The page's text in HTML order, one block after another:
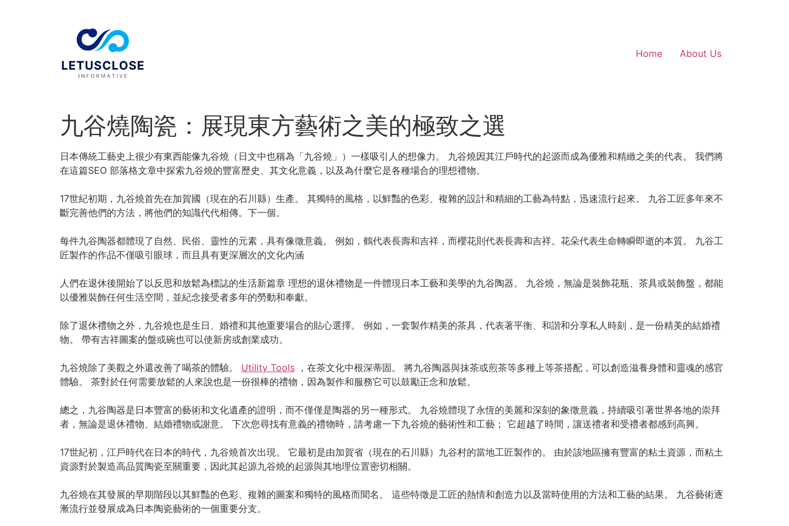
Home About Us
九谷燒陶瓷：展現東方藝術之美的極致之選
日本傳統工藝史上很少有東西能像九谷燒（日文中也稱為「九谷燒」）一樣吸引人的想像力。 九谷燒因其江戶時代的起源而成為優雅和精緻之美的代表。 我們將
在這篇SEO 部落格文章中探索九谷燒的豐富歷史、其文化意義，以及為什麼它是各種場合的理想禮物。
17世紀初期，九谷燒首先在加賀國（現在的石川縣）生產。 其獨特的風格，以鮮豔的色彩、複雜的設計和精細的工藝為特點，迅速流行起來。 九谷工匠多年來不
斷完善他們的方法，將他們的知識代代相傳。下一個。
每件九谷陶器都體現了自然、民俗、靈性的元素，具有像徵意義。 例如，鶴代表長壽和吉祥，而櫻花則代表長壽和吉祥。花朵代表生命轉瞬即逝的本質。 九谷工
匠製作的作品不僅吸引眼球，而且具有更深層次的文化內涵
人們在退休後開始了以反思和放鬆為標誌的生活新篇章 理想的退休禮物是一件體現日本工藝和美學的九谷陶器。 九谷燒，無論是裝飾花瓶、茶具或裝飾盤，都能
以優雅裝飾任何生活空間，並紀念接受者多年的勞動和奉獻。
除了退休禮物之外，九谷燒也是生日、婚禮和其他重要場合的貼心選擇。 例如，一套製作精美的茶具，代表著平衡、和諧和分享私人時刻，是一份精美的結婚禮
物。 帶有吉祥圖案的盤或碗也可以使新房或創業成功。
九谷燒除了美觀之外還改善了喝茶的體驗。 Utility Tools ，在茶文化中根深蒂固。 將九谷陶器與抹茶或煎茶等多種上等茶搭配，可以創造滋養身體和靈魂的感官
體驗。 茶對於任何需要放鬆的人來說也是一份很棒的禮物，因為製作和服務它可以鼓勵正念和放鬆。
總之，九谷陶器是日本豐富的藝術和文化遺產的證明，而不僅僅是陶器的另一種形式。 九谷燒體現了永恆的美麗和深刻的象徵意義，持續吸引著世界各地的崇拜
者，無論是退休禮物、結婚禮物或謝意。 下次您尋找有意義的禮物時，請考慮一下九谷燒的藝術性和工藝； 它超越了時間，讓送禮者和受禮者都感到高興。
17世紀初，江戶時代在日本的時代，九谷燒首次出現。 它最初是由加賀省（現在的石川縣）九谷村的當地工匠製作的。 由於該地區擁有豐富的粘土資源，而粘土
資源對於製造高品質陶瓷至關重要，因此其起源九谷燒的起源與其地理位置密切相關。
九谷燒在其發展的早期階段以其鮮豔的色彩、複雜的圖案和獨特的風格而聞名。 這些特徵是工匠的熱情和創造力以及當時使用的方法和工藝的結果。 九谷藝術逐
漸流行並發展成為日本陶瓷藝術的一個重要分支。